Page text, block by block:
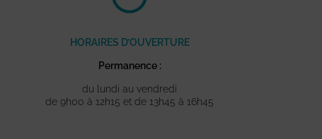
HORAIRES D’OUVERTURE
Permanence :
du lundi au vendredi
de 9h00 à 12h15 et de 13h45 à 16h45